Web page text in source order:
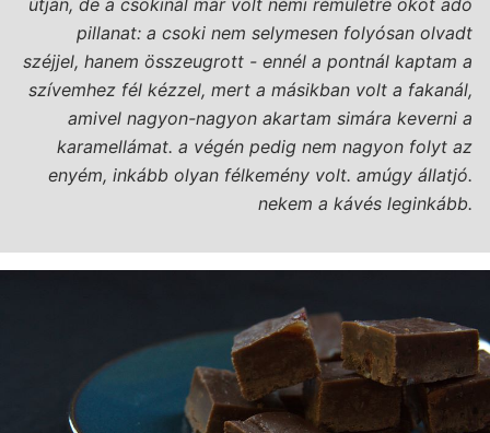
útján, de a csokinál már volt némi rémületre okot adó
pillanat: a csoki nem selymesen folyósan olvadt
széjjel, hanem összeugrott - ennél a pontnál kaptam a
szívemhez fél kézzel, mert a másikban volt a fakanál,
amivel nagyon-nagyon akartam simára keverni a
karamellámat. a végén pedig nem nagyon folyt az
enyém, inkább olyan félkemény volt. amúgy állatjó.
nekem a kávés leginkább.